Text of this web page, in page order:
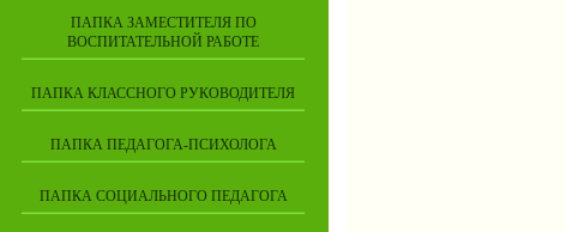
ПАПКА ЗАМЕСТИТЕЛЯ ПО
ВОСПИТАТЕЛЬНОЙ РАБОТЕ
ПАПКА КЛАССНОГО РУКОВОДИТЕЛЯ
ПАПКА ПЕДАГОГА-ПСИХОЛОГА
ПАПКА СОЦИАЛЬНОГО ПЕДАГОГА